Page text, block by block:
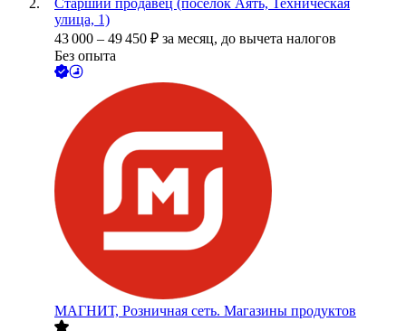
Старший продавец (посёлок Аять, Техническая
улица, 1)
43 000 – 49 450 ₽ за месяц, до вычета налогов
Без опыта
МАГНИТ, Розничная сеть. Магазины продуктов